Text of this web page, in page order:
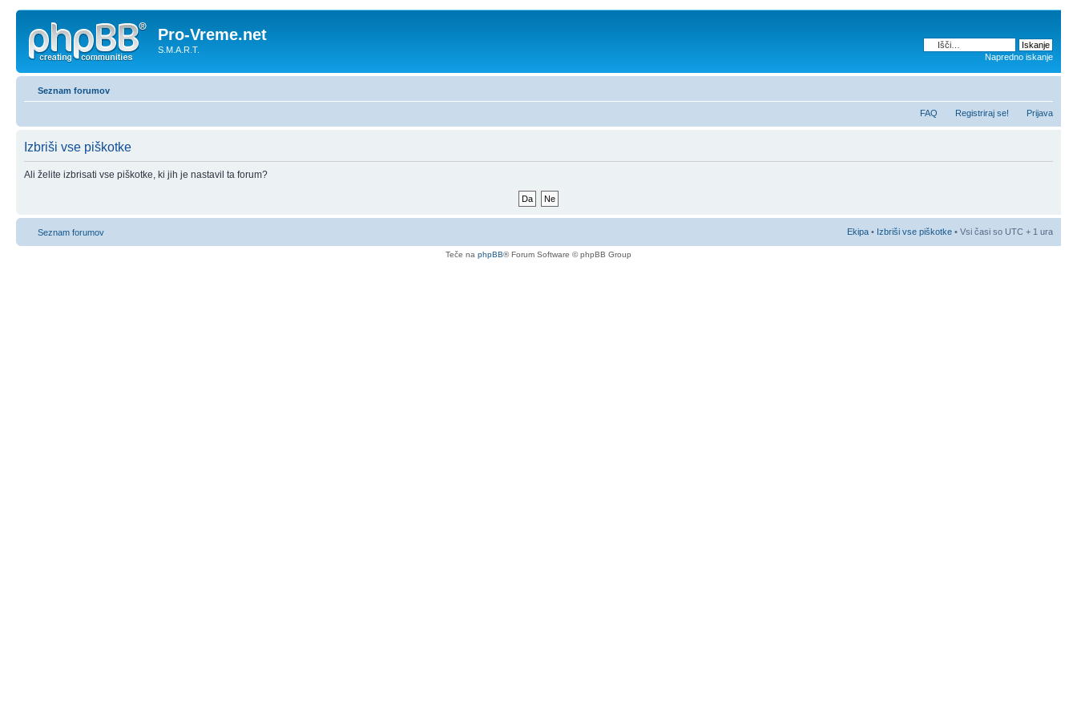
Pro-Vreme.net
S.M.A.R.T.
Napredno iskanje
Seznam forumov
FAQ Registriraj se! Prijava
Izbriši vse piškotke
Ali želite izbrisati vse piškotke, ki jih je nastavil ta forum?
Seznam forumov Ekipa • Izbriši vse piškotke • Vsi časi so UTC + 1 ura
Teče na phpBB® Forum Software © phpBB Group